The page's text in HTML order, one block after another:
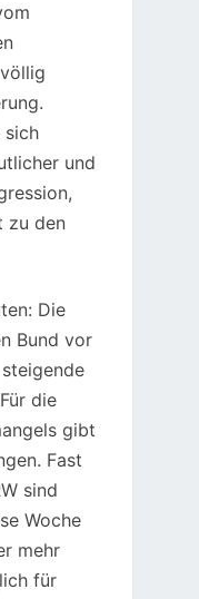
sich
und
zu den
Die
Bund vor
die
gibt
Fast
sind
Woche
mehr
für